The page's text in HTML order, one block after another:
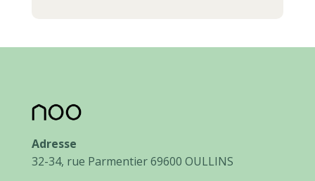
Adresse
32-34, rue Parmentier 69600 OULLINS